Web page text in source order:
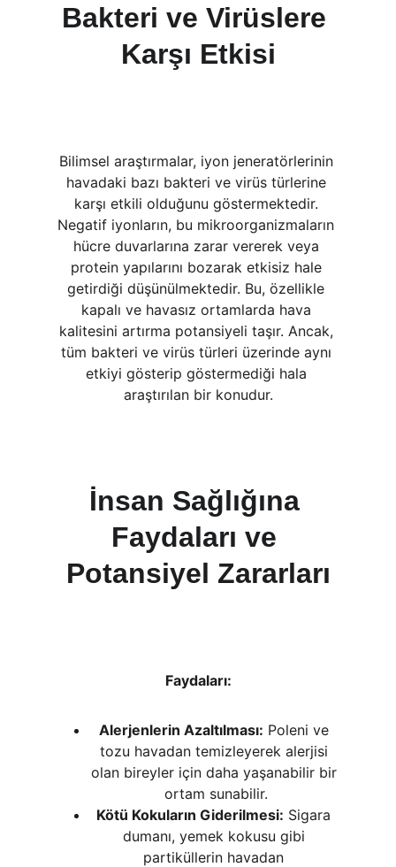
Bakteri ve Virüslere
Karşı Etkisi
Bilimsel araştırmalar, iyon jeneratörlerinin
havadaki bazı bakteri ve virüs türlerine
karşı etkili olduğunu göstermektedir.
Negatif iyonların, bu mikroorganizmaların
hücre duvarlarına zarar vererek veya
protein yapılarını bozarak etkisiz hale
getirdiği düşünülmektedir. Bu, özellikle
kapalı ve havasız ortamlarda hava
kalitesini artırma potansiyeli taşır. Ancak,
tüm bakteri ve virüs türleri üzerinde aynı
etkiyi gösterip göstermediği hala
araştırılan bir konudur.
İnsan Sağlığına
Faydaları ve
Potansiyel Zararları
Faydaları:
Alerjenlerin Azaltılması: Poleni ve
tozu havadan temizleyerek alerjisi
olan bireyler için daha yaşanabilir bir
ortam sunabilir.
Kötü Kokuların Giderilmesi: Sigara
dumanı, yemek kokusu gibi
partiküllerin havadan